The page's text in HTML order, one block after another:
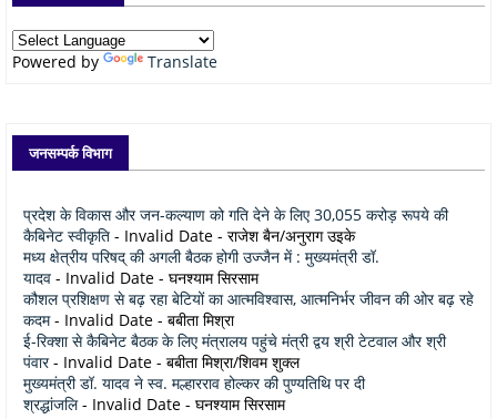
Powered by Translate
जनसम्पर्क विभाग
प्रदेश के विकास और जन-कल्याण को गति देने के लिए 30,055 करोड़ रूपये की
कैबिनेट स्वीकृति - Invalid Date - राजेश बैन/अनुराग उइके
मध्य क्षेत्रीय परिषद् की अगली बैठक होगी उज्जैन में : मुख्यमंत्री डॉ.
यादव - Invalid Date - घनश्याम सिरसाम
कौशल प्रशिक्षण से बढ़ रहा बेटियों का आत्मविश्वास, आत्मनिर्भर जीवन की ओर बढ़ रहे
कदम- Invalid Date - बबीता मिश्रा
ई-रिक्शा से कैबिनेट बैठक के लिए मंत्रालय पहुंचे मंत्री द्वय श्री टेटवाल और श्री
पंवार- Invalid Date - बबीता मिश्रा/शिवम शुक्ल
मुख्यमंत्री डॉ. यादव ने स्व. मल्हारराव होल्कर की पुण्यतिथि पर दी
श्रद्धांजलि- Invalid Date - घनश्याम सिरसाम